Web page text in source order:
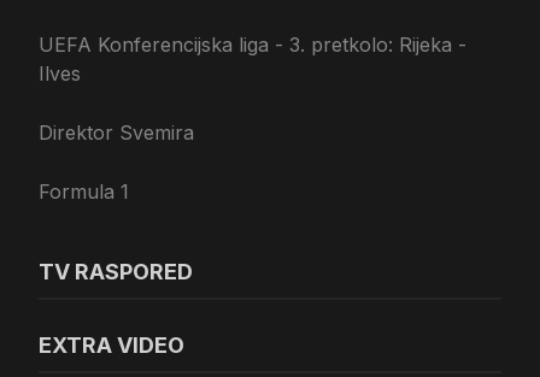
UEFA Konferencijska liga - 3. pretkolo: Rijeka -
Ilves
Direktor Svemira
Formula 1
TV RASPORED
EXTRA VIDEO